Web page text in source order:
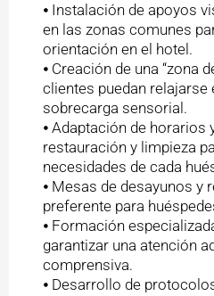
⦁ Instalación de apoyos
en las zonas comunes
orientación en el hotel.
⦁ Creación de una “zona
clientes puedan relajarse
sobrecarga sensorial.
⦁ Adaptación de horarios
restauración y limpieza
necesidades de cada
⦁ Mesas de desayunos y
preferente para
⦁ Formación
garantizar una atención
comprensiva.
⦁ Desarrollo de